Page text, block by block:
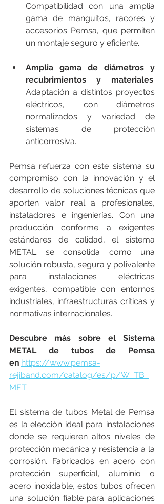
Compatibilidad con una amplia
gama de manguitos, racores y
accesorios Pemsa, que permiten
un montaje seguro y eficiente.
Amplia gama de diámetros y
recubrimientos y materiales:
Adaptación a distintos proyectos
eléctricos, con diámetros
normalizados y variedad de
sistemas de protección
anticorrosiva.
Pemsa refuerza con este sistema su
compromiso con la innovación y el
desarrollo de soluciones técnicas que
aporten valor real a profesionales,
instaladores e ingenierías. Con una
producción conforme a exigentes
estándares de calidad, el sistema
METAL se consolida como una
solución robusta, segura y polivalente
para instalaciones eléctricas
exigentes, compatible con entornos
industriales, infraestructuras críticas y
normativas internacionales.
Descubre más sobre el Sistema
METAL de tubos de Pemsa
en:https://www.pemsa-
rejiband.com/catalog/es/p/W_TB_
MET
El sistema de tubos Metal de Pemsa
es la elección ideal para instalaciones
donde se requieren altos niveles de
protección mecánica y resistencia a la
corrosión. Fabricados en acero con
protección superficial, aluminio o
acero inoxidable, estos tubos ofrecen
una solución fiable para aplicaciones